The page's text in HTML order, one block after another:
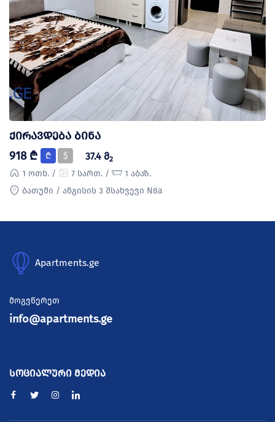
ქირავდება ბინა
918 ₾ ₾ $ 37.4 მ2
1 ოთხ. / 7 სართ. /
1 აბაზ.
ბათუმი / ანგისის 3 შსახვევი N8a
Apartments.ge
მოგვწერეთ
info@apartments.ge
სოციალური მედია